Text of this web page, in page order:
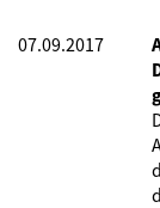
07.09.2017